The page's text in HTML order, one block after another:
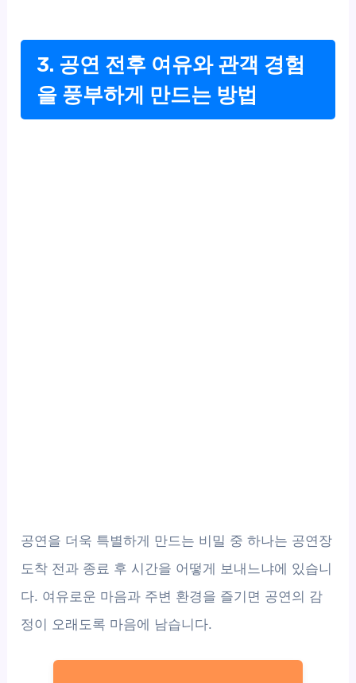
3. 공연 전후 여유와 관객 경험
을 풍부하게 만드는 방법
공연을 더욱 특별하게 만드는 비밀 중 하나는 공연장
도착 전과 종료 후 시간을 어떻게 보내느냐에 있습니
다. 여유로운 마음과 주변 환경을 즐기면 공연의 감
정이 오래도록 마음에 남습니다.